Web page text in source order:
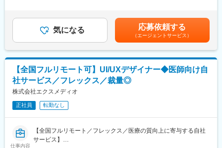
グのご経験も積むことが可能です。
矯正器具の製造・販売を行っています。
キレイライン矯正は、美容クリニックや大手脱毛クリニックの立
ち上げを行った医師でもある当社CEOと、業界で名前の知られる
マーケティング会社の代表がタッグを組み「矯正を通じて笑顔に
なる人を増やしたい」という志によって生まれたブランドです。
『高額でハードルが高い』という従来のイメージを変え、多くの
方の歯の悩みを解決したいとブランドを育ててきた結果、既に10
万人以上の患者様が笑顔になるお手伝いをしてきました。
2022年6月にマーケティングに特化した子会社である
SheepMedical Technologies株式会社を設立、また同年9月にはク
金はあくまでも目安の金額であり、選考を通じて上下する可能性
があります。月給(月額)は固定手当を含めた表記です。
気になる 応募依頼する
（エージェントサービス）
【全国フルリモート可】UI/UXデザイナー◆医師向け自
社サービス／フレックス／裁量◎
株式会社エクスメディオ
正社員 転勤なし
仕事内容
【全国フルリモート／フレックス／医療の質向上に寄与する自社
サービス】